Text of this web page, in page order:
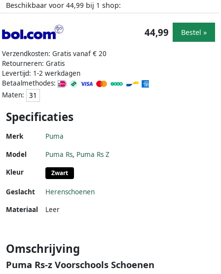
Beschikbaar voor 44,99 bij 1 shop:
Verzendkosten: Gratis vanaf € 20
Retourneren: Gratis
Levertijd: 1-2 werkdagen
Betaalmethodes:
Maten:
31
44,99 Bestel »
Specificaties
Merk Puma
Model Puma Rs, Puma Rs Z
Kleur
Zwart
Geslacht
Herenschoenen
Materiaal
Leer
Omschrijving
Puma Rs-z Voorschools Schoenen